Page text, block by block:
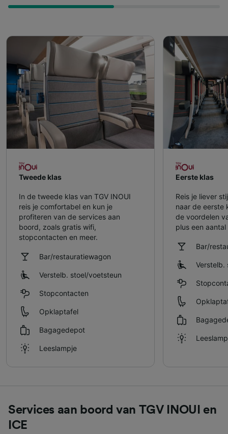
Tweede klas
In de tweede klas van TGV INOUI
reis je comfortabel en kun je
profiteren van de services aan
boord, zoals gratis wifi,
stopcontacten en meer.
Bar/restauratiewagon
Verstelb. stoel/​voetsteun
Stopcontacten
Opklaptafel
Bagagedepot
Leeslampje
Eerste klas
Reis je liever
naar de eerste
de voordelen
plus een
Bar/
Verstelb.
Services aan boord van TGV INOUI en
ICE